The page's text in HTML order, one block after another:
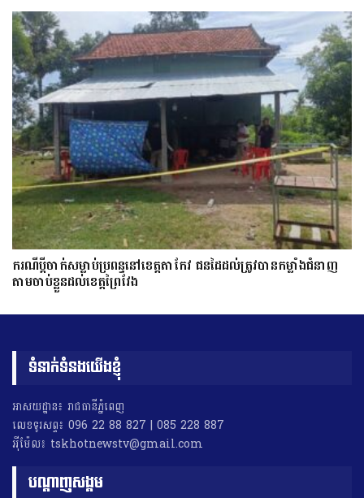
ករណីប្ដីចាក់សម្លាប់ប្រពន្ធនៅខេត្តតាកែវ ជនដៃដល់ត្រូវបានកម្លាំងជំនាញ
តាមចាប់ខ្លួនដល់ខេត្តព្រៃវែង
ទំនាក់ទំនងយើងខ្ញុំ
អាសយដ្ឋាន៖ រាជធានីភ្នំពេញ
លេខទូរសព្ទ៖ 096 22 88 827 | 085 228 887
អុីម៉ែល៖ tskhotnewstv@gmail.com
បណ្តាញសង្គម